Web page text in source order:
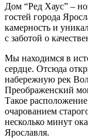
Дом “Ред Хаус” –
гостей города
камерность и
с заботой о
Мы находимся в
сердце. Отсюда
набережную рек
Преображенский
Такое
очарованием
несколько минут
Ярославля.